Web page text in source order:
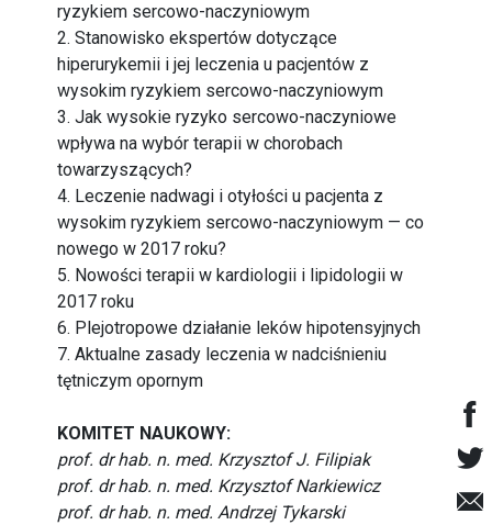
ryzykiem sercowo-naczyniowym
2. Stanowisko ekspertów dotyczące
hiperurykemii i jej leczenia u pacjentów z
wysokim ryzykiem sercowo-naczyniowym
3. Jak wysokie ryzyko sercowo-naczyniowe
wpływa na wybór terapii w chorobach
towarzyszących?
4. Leczenie nadwagi i otyłości u pacjenta z
wysokim ryzykiem sercowo-naczyniowym — co
nowego w 2017 roku?
5. Nowości terapii w kardiologii i lipidologii w
2017 roku
6. Plejotropowe działanie leków hipotensyjnych
7. Aktualne zasady leczenia w nadciśnieniu
tętniczym opornym
KOMITET NAUKOWY:
prof. dr hab. n. med. Krzysztof J. Filipiak
prof. dr hab. n. med. Krzysztof Narkiewicz
prof. dr hab. n. med. Andrzej Tykarski